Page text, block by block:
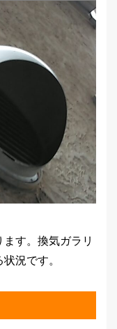
す。換気ガラリ
況です。